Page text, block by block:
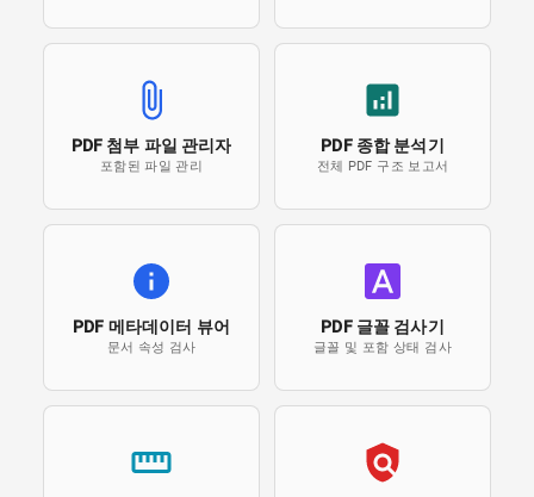
PDF 첨부 파일 관리자
포함된 파일 관리
PDF 종합 분석기
전체 PDF 구조 보고서
PDF 메타데이터 뷰어
문서 속성 검사
PDF 글꼴 검사기
글꼴 및 포함 상태 검사